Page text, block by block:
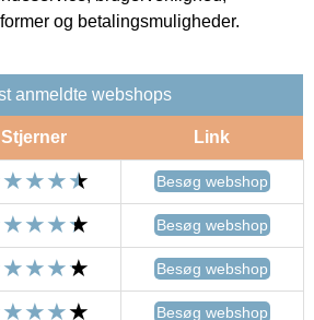
og betalingsmuligheder.
anmeldte webshops
Stjerner Link
Besøg webshop
Besøg webshop
Besøg webshop
Besøg webshop